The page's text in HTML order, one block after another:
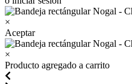
×
Aceptar
×
Producto agregado a carrito